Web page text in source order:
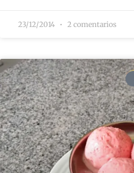
23/12/2014 2 comentarios